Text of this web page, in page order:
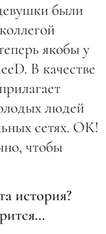
были
якобы у
В качестве
людей
сетях. ОК!
чтобы
история?